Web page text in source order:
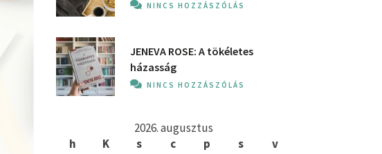
NINCS HOZZÁSZÓLÁS
JENEVA ROSE: A ​tökéletes
házasság
NINCS HOZZÁSZÓLÁS
2026. augusztus
h
K s c p s
v